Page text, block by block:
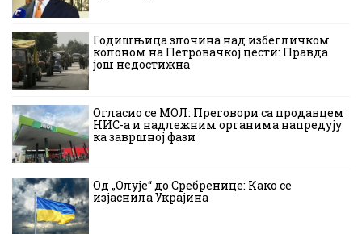
Годишњица злочина над избегличком
колоном на Петровачкој цести: Правда
још недостижна
Огласио се МОЛ: Преговори са продавцем
НИС-а и надлежним органима напредују
ка завршној фази
Од „Олује“ до Сребренице: Како се
изјаснила Украјина